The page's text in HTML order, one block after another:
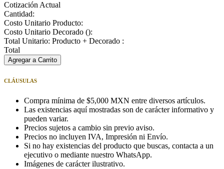
Cotización Actual
Cantidad:
Costo Unitario Producto:
Costo Unitario Decorado ():
Total Unitario: Producto + Decorado :
Total
Agregar a Carrito
CLÁUSULAS
Compra mínima de $5,000 MXN entre diversos artículos.
Las existencias aquí mostradas son de carácter informativo y
pueden variar.
Precios sujetos a cambio sin previo aviso.
Precios no incluyen IVA, Impresión ni Envío.
Si no hay existencias del producto que buscas, contacta a un
ejecutivo o mediante nuestro WhatsApp.
Imágenes de carácter ilustrativo.